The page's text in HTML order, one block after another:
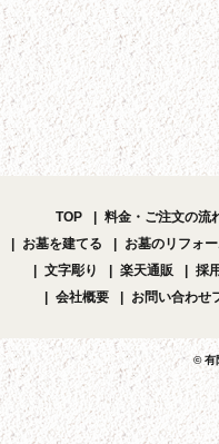
TOP 料金・ご注文の流
お墓を建てる
お墓のリフォ
文字彫り
楽天通販 採
会社概要
お問い合わせ
© 有